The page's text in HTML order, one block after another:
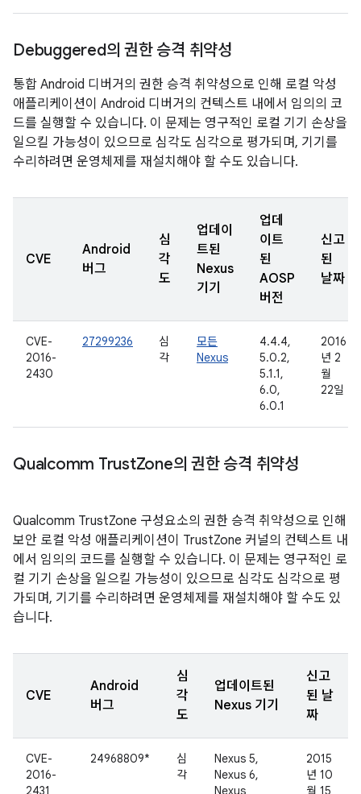
Debuggered의 권한 승격 취약성
통합 Android 디버거의 권한 승격 취약성으로 인해 로컬 악성
애플리케이션이 Android 디버거의 컨텍스트 내에서 임의의 코
드를 실행할 수 있습니다. 이 문제는 영구적인 로컬 기기 손상을
일으킬 가능성이 있으므로 심각도 심각으로 평가되며, 기기를
수리하려면 운영체제를 재설치해야 할 수도 있습니다.
CVE
Android
버그
심
각
도
업데이
트된
Nexus
기기
업데
이트
된
AOSP
버전
신고
된
날짜
CVE-
2016-
2430
27299236
심
각
모든
Nexus
4.4.4,
5.0.2,
5.1.1,
6.0,
6.0.1
2016
년 2
월
22일
Qualcomm TrustZone의 권한 승격 취약성
Qualcomm TrustZone 구성요소의 권한 승격 취약성으로 인해
보안 로컬 악성 애플리케이션이 TrustZone 커널의 컨텍스트 내
에서 임의의 코드를 실행할 수 있습니다. 이 문제는 영구적인 로
컬 기기 손상을 일으킬 가능성이 있으므로 심각도 심각으로 평
가되며, 기기를 수리하려면 운영체제를 재설치해야 할 수도 있
습니다.
CVE
Android
버그
심
각
도
업데이트된
Nexus 기기
신고
된 날
짜
CVE-
2016-
2431
24968809*
심
각
Nexus 5,
Nexus 6,
Nexus
2015
년 10
월 15